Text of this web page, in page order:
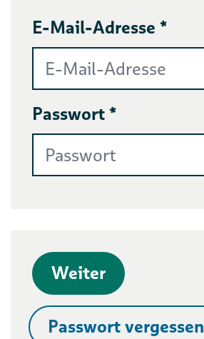
E-Mail-Adresse *
Passwort *
Weiter
Passwort vergessen